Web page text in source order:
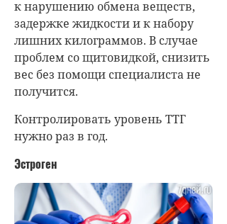
к нарушению обмена веществ,
задержке жидкости и к набору
лишних килограммов. В случае
проблем со щитовидкой, снизить
вес без помощи специалиста не
получится.
Контролировать уровень ТТГ
нужно раз в год.
Эстроген